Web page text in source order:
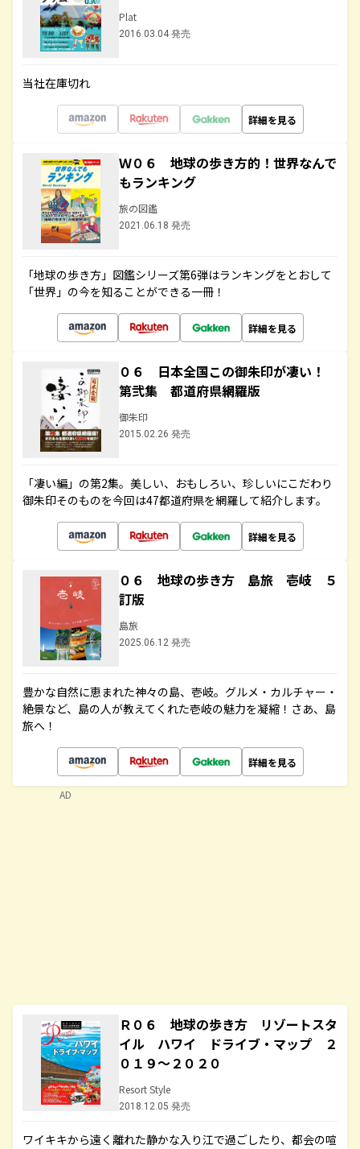
Plat
2016.03.04 発売
当社在庫切れ
詳細を見る
Ｗ０６ 地球の歩き方的！世界なんで
もランキング
旅の図鑑
2021.06.18 発売
「地球の歩き方」図鑑シリーズ第6弾はランキングをとおして
「世界」の今を知ることができる一冊！
詳細を見る
０６ 日本全国この御朱印が凄い！
第弐集 都道府県網羅版
御朱印
2015.02.26 発売
「凄い編」の第2集。美しい、おもしろい、珍しいにこだわり
御朱印そのものを今回は47都道府県を網羅して紹介します。
詳細を見る
０６ 地球の歩き方 島旅 壱岐 ５
訂版
島旅
2025.06.12 発売
豊かな自然に恵まれた神々の島、壱岐。グルメ・カルチャー・
絶景など、島の人が教えてくれた壱岐の魅力を凝縮！さあ、島
旅へ！
詳細を見る
Ｒ０６ 地球の歩き方 リゾートスタ
イル ハワイ ドライブ・マップ ２
０１９～２０２０
Resort Style
2018.12.05 発売
ワイキキから遠く離れた静かな入り江で過ごしたり、都会の喧
AD